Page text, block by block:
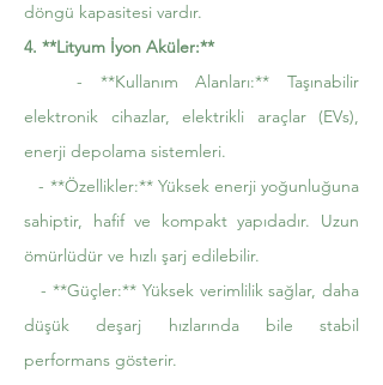
döngü kapasitesi vardır.
4. **Lityum İyon Aküler:**
- **Kullanım Alanları:** Taşınabilir
elektronik cihazlar, elektrikli araçlar (EVs),
enerji depolama sistemleri.
- **Özellikler:** Yüksek enerji yoğunluğuna
sahiptir, hafif ve kompakt yapıdadır. Uzun
ömürlüdür ve hızlı şarj edilebilir.
- **Güçler:** Yüksek verimlilik sağlar, daha
düşük deşarj hızlarında bile stabil
performans gösterir.